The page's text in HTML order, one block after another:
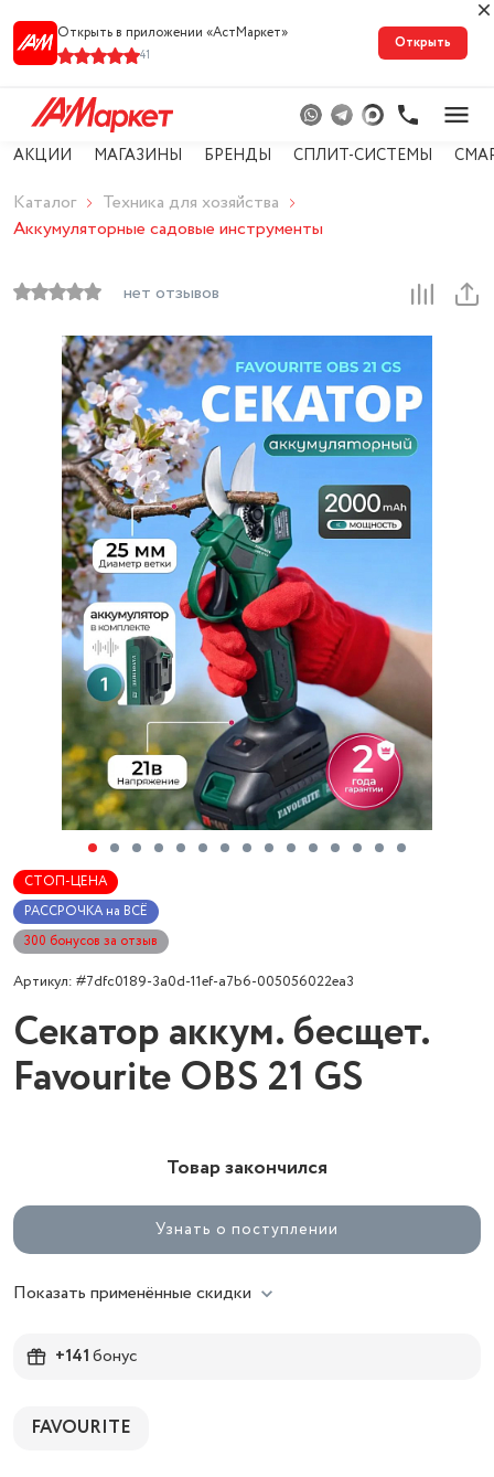
Открыть в приложении «АстМарке‪т‬»
41
Открыть
АКЦИИ МАГАЗИНЫ БРЕНДЫ СПЛИТ-СИСТЕМЫ
Каталог
Техника для хозяйства
Аккумуляторные садовые инструменты
нет отзывов
СТОП-ЦЕНА
РАССРОЧКА на ВСЁ
300 бонусов за отзыв
Артикул: #7dfc0189-3a0d-11ef-a7b6-005056022ea3
Секатор аккум. бесщет.
Favourite OBS 21 GS
Товар закончился
Узнать о поступлении
Показать применённые скидки
+141бонус
FAVOURITE